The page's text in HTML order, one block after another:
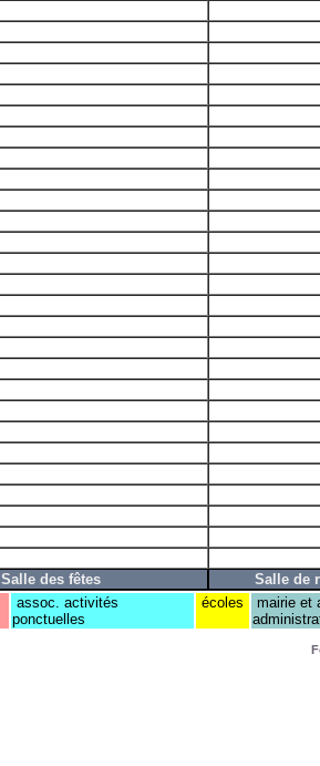
Salle des fêtes
Salle de
assoc. activités
ponctuelles
écoles
mairie et